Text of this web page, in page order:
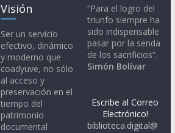
Visión
Ser un servicio
efectivo, dinámico
y moderno que
coadyuve, no sólo
al acceso y
preservación en el
tiempo del
patrimonio
documental
“Para el logro del
triunfo siempre ha
sido indispensable
pasar por la senda
de los sacrificios”.
Simón Bolívar
Escribe al Correo
Electrónico!
biblioteca.digital@